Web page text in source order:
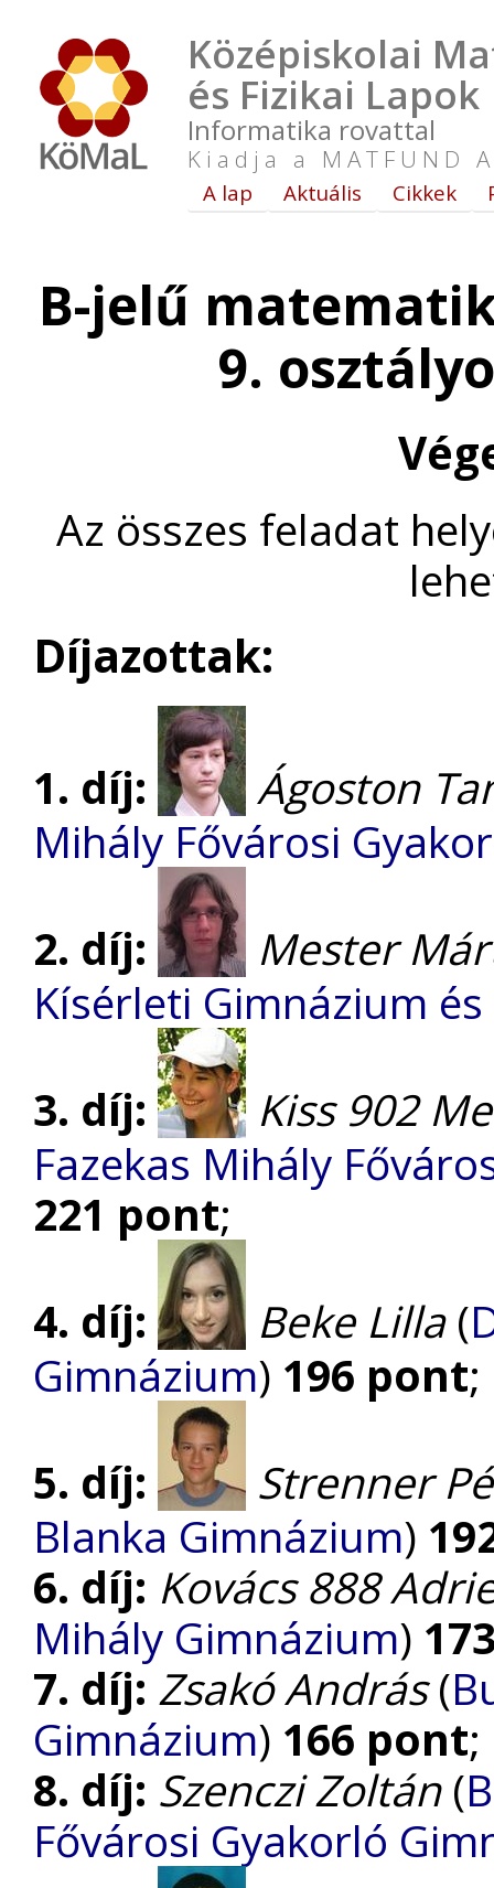
Középiskolai
és Fizikai Lapok
Informatika rovattal
Kiadja a MATFUND
A lap Aktuális Cikkek
B-jelű
9.
Az összes feladat
Díjazottak:
1. díj:
Ágoston
Mihály Fővárosi
2. díj:
Mester
Kísérleti Gimnázium
3. díj:
Kiss 902
Fazekas Mihály
221 pont;
4. díj:
Beke Lilla(
Gimnázium) 196 pont;
5. díj:
Strenner
Blanka Gimnázium)
6. díj: Kovács 888
Mihály Gimnázium)
7. díj: Zsakó András(
Gimnázium) 166 pont;
8. díj: Szenczi Zoltán(
Fővárosi Gyakorló